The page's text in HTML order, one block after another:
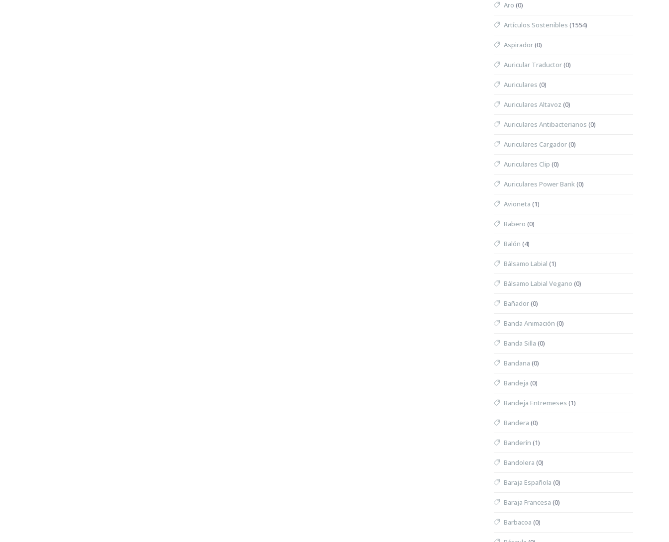
Aro (0)
Artículos Sostenibles (1554)
Aspirador(0)
Auricular Traductor(0)
Auriculares (0)
Auriculares Altavoz (0)
Auriculares Antibacterianos (0)
Auriculares Cargador(0)
Auriculares Clip (0)
Auriculares Power Bank(0)
Avioneta (1)
Babero (0)
Balón (4)
Bálsamo Labial (1)
Bálsamo Labial Vegano (0)
Bañador(0)
Banda Animación (0)
Banda Silla (0)
Bandana (0)
Bandeja (0)
Bandeja Entremeses (1)
Bandera (0)
Banderín (1)
Bandolera (0)
Baraja Española (0)
Baraja Francesa (0)
Barbacoa (0)